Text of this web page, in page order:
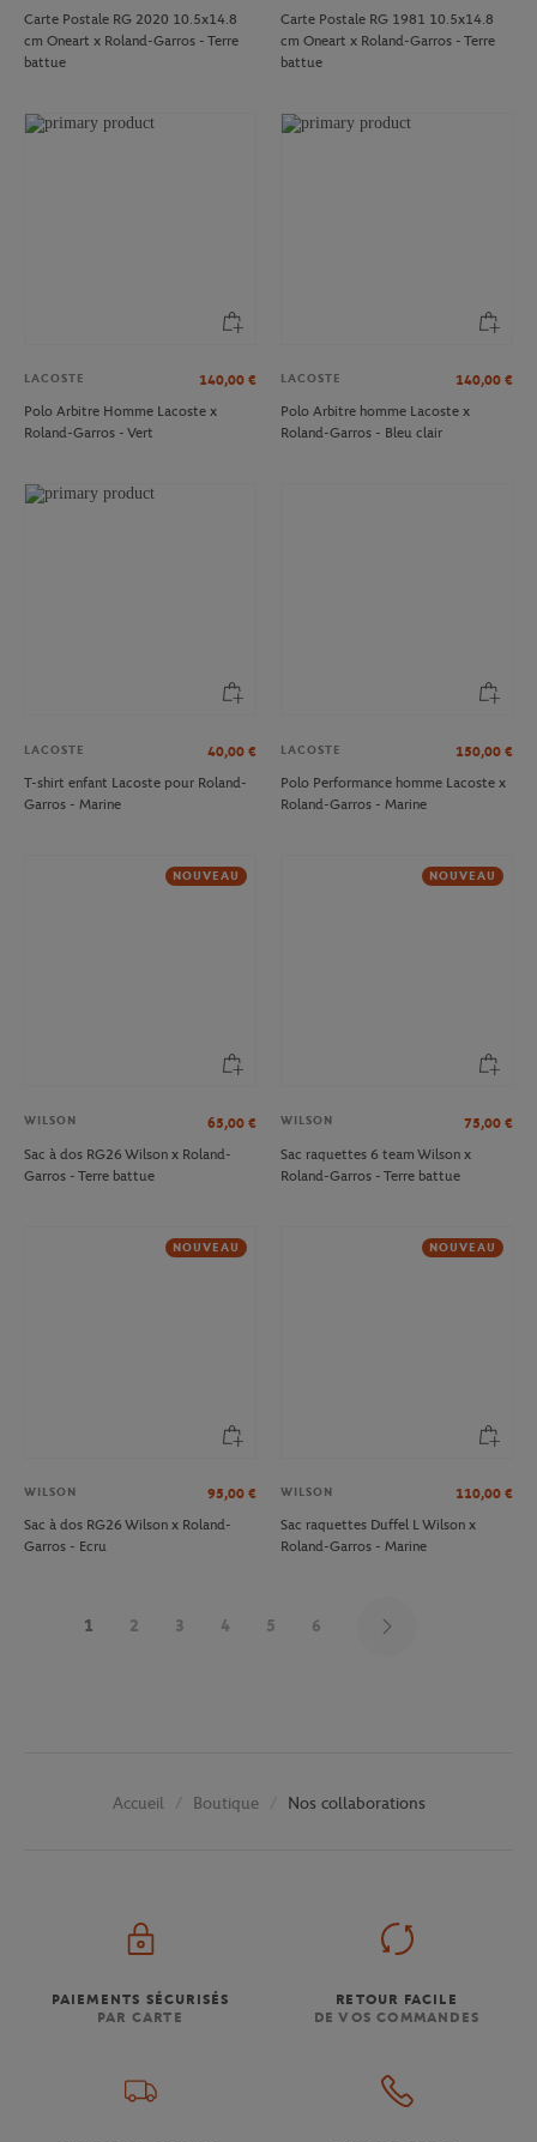
Carte Postale RG 2020 10.5x14.8
cm Oneart x Roland-Garros - Terre
battue
Carte Postale RG 1981 10.5x14.8
cm Oneart x Roland-Garros - Terre
battue
LACOSTE 140,00 €
Polo Arbitre Homme Lacoste x
Roland-Garros - Vert
LACOSTE 140,00 €
Polo Arbitre homme Lacoste x
Roland-Garros - Bleu clair
LACOSTE 40,00 €
T-shirt enfant Lacoste pour Roland-
Garros - Marine
LACOSTE 150,00 €
Polo Performance homme Lacoste x
Roland-Garros - Marine
NOUVEAU
WILSON 65,00 €
Sac à dos RG26 Wilson x Roland-
Garros - Terre battue
NOUVEAU
WILSON 75,00 €
Sac raquettes 6 team Wilson x
Roland-Garros - Terre battue
NOUVEAU
WILSON 95,00 €
Sac à dos RG26 Wilson x Roland-
Garros - Ecru
NOUVEAU
WILSON 110,00 €
Sac raquettes Duffel L Wilson x
Roland-Garros - Marine
1 2 3 4 5 6
Accueil Boutique Nos collaborations
PAIEMENTS SÉCURISÉS
PAR CARTE
RETOUR FACILE
DE VOS COMMANDES